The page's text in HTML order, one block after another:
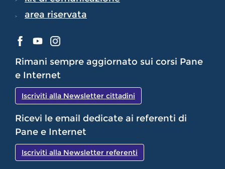
area riservata
Rimani sempre aggiornato sui corsi Pane
e Internet
Iscriviti alla Newsletter cittadini
Ricevi le email dedicate ai referenti di
Pane e Internet
Iscriviti alla Newsletter referenti